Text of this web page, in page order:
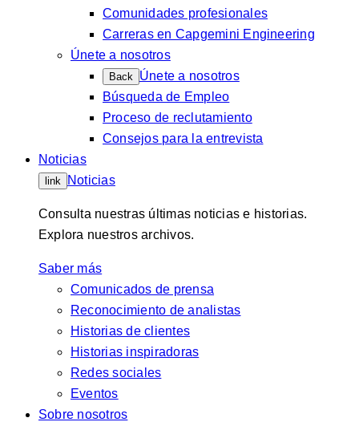
Comunidades profesionales
Carreras en Capgemini Engineering
Únete a nosotros
Back Únete a nosotros
Búsqueda de Empleo
Proceso de reclutamiento
Consejos para la entrevista
Noticias
link Noticias
Consulta nuestras últimas noticias e historias.
Explora nuestros archivos.
Saber más
Comunicados de prensa
Reconocimiento de analistas
Historias de clientes
Historias inspiradoras
Redes sociales
Eventos
Sobre nosotros